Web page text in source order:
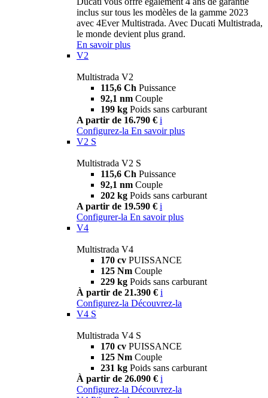
inclus sur tous les modèles de la gamme 2023
avec 4Ever Multistrada. Avec Ducati Multistrada,
le monde devient plus grand.
En savoir plus
V2
Multistrada V2
115,6 Ch Puissance
92,1 nm Couple
199 kg Poids sans carburant
A partir de 16.790 € i
Configurez-la En savoir plus
V2 S
Multistrada V2 S
115,6 Ch Puissance
92,1 nm Couple
202 kg Poids sans carburant
A partir de 19.590 € i
Configurer-la En savoir plus
V4
Multistrada V4
170 cv PUISSANCE
125 Nm Couple
229 kg Poids sans carburant
À partir de 21.390 € i
Configurez-la Découvrez-la
V4 S
Multistrada V4 S
170 cv PUISSANCE
125 Nm Couple
231 kg Poids sans carburant
À partir de 26.090 € i
Configurez-la Découvrez-la